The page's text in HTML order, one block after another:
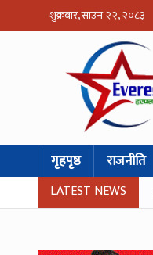
शुक्रबार, साउन २२, २०८३
गृहपृष्ठ राजनीति
LATEST NEWS